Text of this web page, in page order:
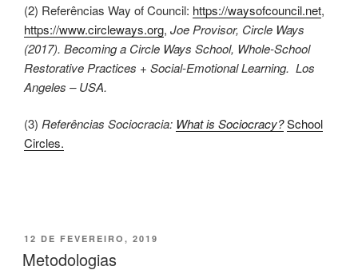
(2) Referências Way of Council: https://waysofcouncil.net,
https://www.circleways.org, Joe Provisor, Circle Ways
(2017). Becoming a Circle Ways School, Whole-School
Restorative Practices + Social-Emotional Learning. Los
Angeles – USA.
(3) Referências Sociocracia: What is Sociocracy?School
Circles.
PUBLICADO
EM
12 DE FEVEREIRO, 2019
Metodologias